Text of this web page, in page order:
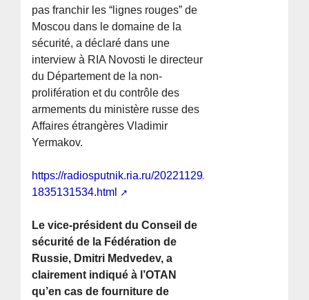
pas franchir les “lignes rouges” de
Moscou dans le domaine de la
sécurité, a déclaré dans une
interview à RIA Novosti le directeur
du Département de la non-
prolifération et du contrôle des
armements du ministère russe des
Affaires étrangères Vladimir
Yermakov.
https://radiosputnik.ria.ru/20221129/patriot-
1835131534.html
Le vice-président du Conseil de
sécurité de la Fédération de
Russie, Dmitri Medvedev, a
clairement indiqué à l’OTAN
qu’en cas de fourniture de